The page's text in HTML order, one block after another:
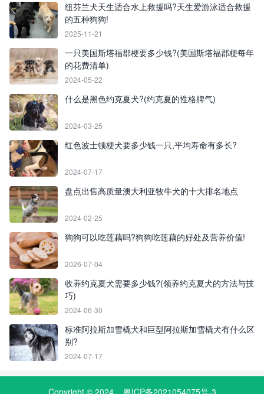
纽芬兰犬天生适合水上救援吗?天生爱游泳适合救援
的五种狗狗!
2025-11-21
一只美国斯塔福郡梗要多少钱?(美国斯塔福郡梗每年
的花费清单)
2024-05-22
什么是黑色约克夏犬?(约克夏的性格脾气)
2024-03-25
红色波士顿梗犬要多少钱一只,平均寿命有多长?
2024-07-17
盘点出售高质量澳大利亚牧牛犬的十大排名地点
2024-02-25
狗狗可以吃莲藕吗?狗狗吃莲藕的好处及营养价值!
2026-07-04
收养约克夏犬需要多少钱?(领养约克夏犬的方法与技
巧)
2024-06-30
标准阿拉斯加雪橇犬和巨型阿拉斯加雪橇犬有什么区
别?
2024-07-17